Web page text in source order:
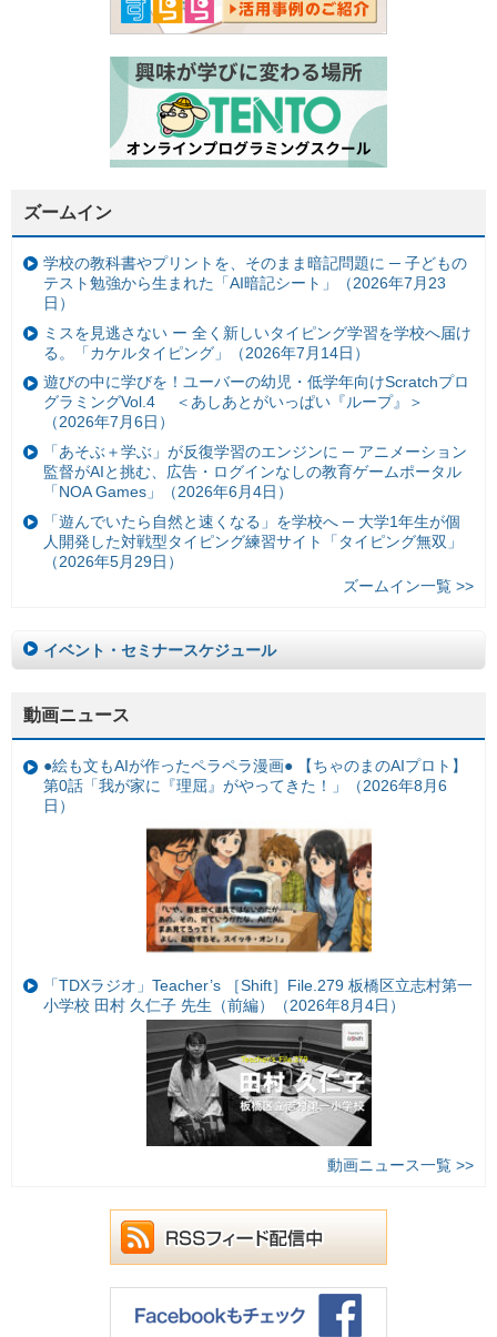
ズームイン
学校の教科書やプリントを、そのまま暗記問題に ─ 子どもの
テスト勉強から生まれた「AI暗記シート」（2026年7月23
日）
ミスを見逃さない ー 全く新しいタイピング学習を学校へ届け
る。「カケルタイピング」（2026年7月14日）
遊びの中に学びを！ユーバーの幼児・低学年向けScratchプロ
グラミングVol.4 ＜あしあとがいっぱい『ループ』＞
（2026年7月6日）
「あそぶ＋学ぶ」が反復学習のエンジンに ─ アニメーション
監督がAIと挑む、広告・ログインなしの教育ゲームポータル
「NOA Games」（2026年6月4日）
「遊んでいたら自然と速くなる」を学校へ ─ 大学1年生が個
人開発した対戦型タイピング練習サイト「タイピング無双」
（2026年5月29日）
ズームイン一覧 >>
イベント・セミナースケジュール
動画ニュース
●絵も文もAIが作ったペラペラ漫画● 【ちゃのまのAIプロト】
第0話「我が家に『理屈』がやってきた！」（2026年8月6
日）
「TDXラジオ」Teacher’s ［Shift］File.279 板橋区立志村第一
小学校 田村 久仁子 先生（前編）（2026年8月4日）
動画ニュース一覧 >>